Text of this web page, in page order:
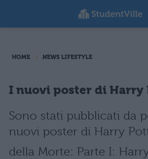
HOME NEWS LIFESTYLE
I nuovi poster di Harry
Sono stati pubblicati da
nuovi poster di Harry
della Morte: Parte I: